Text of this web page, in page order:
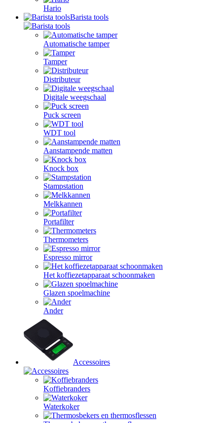
Hario
Barista tools
Automatische tamper
Tamper
Distributeur
Digitale weegschaal
Puck screen
WDT tool
Aanstampende matten
Knock box
Stampstation
Melkkannen
Portafilter
Thermometers
Espresso mirror
Het koffiezetapparaat schoonmaken
Glazen spoelmachine
Ander
Accessoires
Koffiebranders
Waterkoker